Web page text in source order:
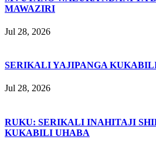
MAWAZIRI
Jul 28, 2026
SERIKALI YAJIPANGA
Jul 28, 2026
RUKU: SERIKALI INAHITAJI
KUKABILI UHABA